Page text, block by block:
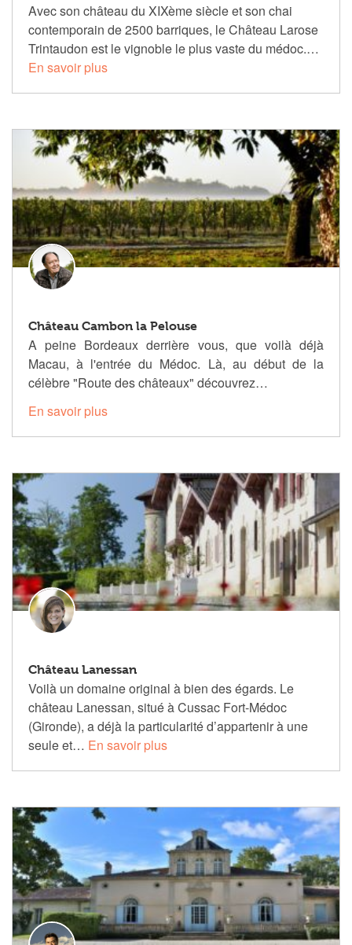
Avec son château du XIXème siècle et son chai
contemporain de 2500 barriques, le Château Larose
Trintaudon est le vignoble le plus vaste du médoc.…
En savoir plus
Château Cambon la Pelouse
A peine Bordeaux derrière vous, que voilà déjà
Macau, à l'entrée du Médoc. Là, au début de la
célèbre "Route des châteaux" découvrez…
En savoir plus
Château Lanessan
Voilà un domaine original à bien des égards. Le
château Lanessan, situé à Cussac Fort-Médoc
(Gironde), a déjà la particularité d’appartenir à une
seule et… En savoir plus